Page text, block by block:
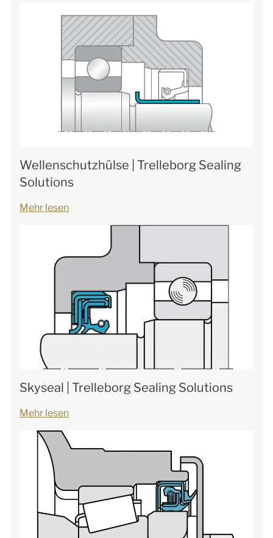
Wellenschutzhülse | Trelleborg Sealing
Solutions
Mehr lesen
Skyseal | Trelleborg Sealing Solutions
Mehr lesen